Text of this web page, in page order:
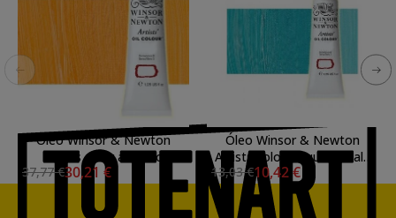
Óleo Winsor & Newton
Artists color amarillo
cadmio oscuro (37 ml)
37,77 €30,21 €
Óleo Winsor & Newton
Artists color turquesa ftalo
(37 ml)
13,03 €10,42 €